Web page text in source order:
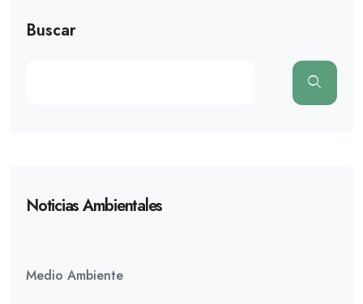
Buscar
Noticias Ambientales
Medio Ambiente